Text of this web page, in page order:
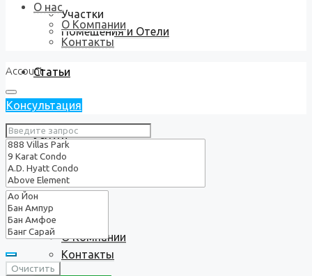
Участки
Помещения и Отели
Статьи
Услуги
О нас
О Компании
Контакты
О нас
О Компании
Контакты
Account
Консультация
Очистить